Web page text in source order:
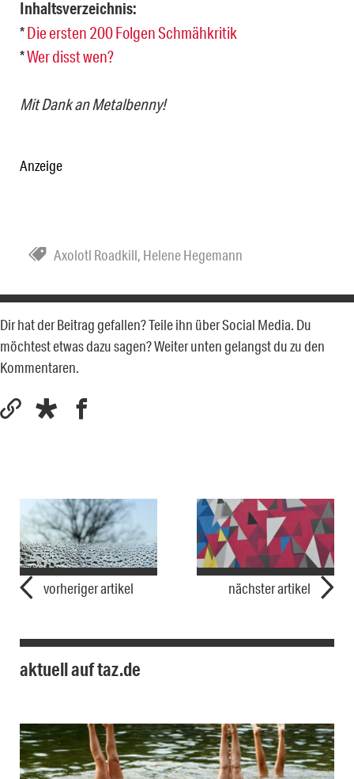
Inhaltsverzeichnis:
*Die ersten 200 Folgen Schmähkritik
*Wer disst wen?
Mit Dank an Metalbenny!
Anzeige
Axolotl Roadkill, Helene Hegemann
Dir hat der Beitrag gefallen? Teile ihn über Social Media. Du
möchtest etwas dazu sagen? Weiter unten gelangst du zu den
Kommentaren.
vorheriger artikel nächster artikel
aktuell auf taz.de